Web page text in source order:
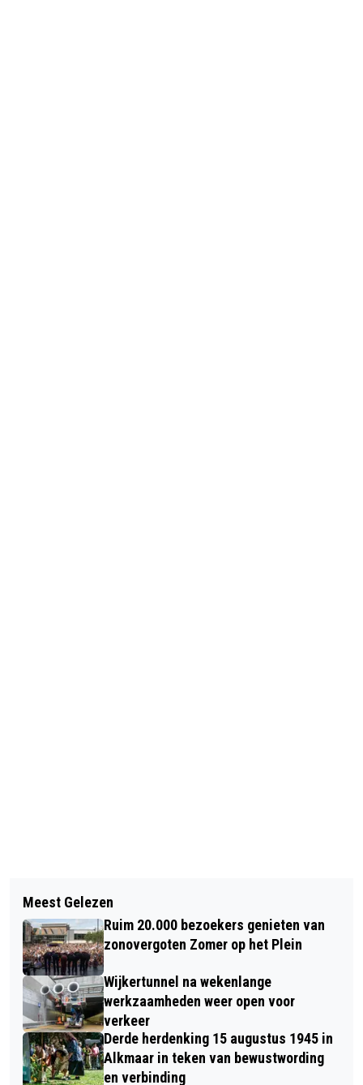
SPETTERENDE KERSTVAKANTIE BIJ
ZWEMBAD HOORNSE VAART
MYSTERIEUZE VLOER VAN BOTTEN
GEVONDEN IN ALKMAAR TIJDENS
ARCHEOLOGISCH ONDERZOEK
Meest Gelezen
Ruim 20.000 bezoekers genieten van
zonovergoten Zomer op het Plein
Wijkertunnel na wekenlange
werkzaamheden weer open voor
verkeer
Derde herdenking 15 augustus 1945 in
Alkmaar in teken van bewustwording
en verbinding